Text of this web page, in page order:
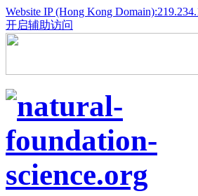
Website IP (Hong Kong
开启辅助访问